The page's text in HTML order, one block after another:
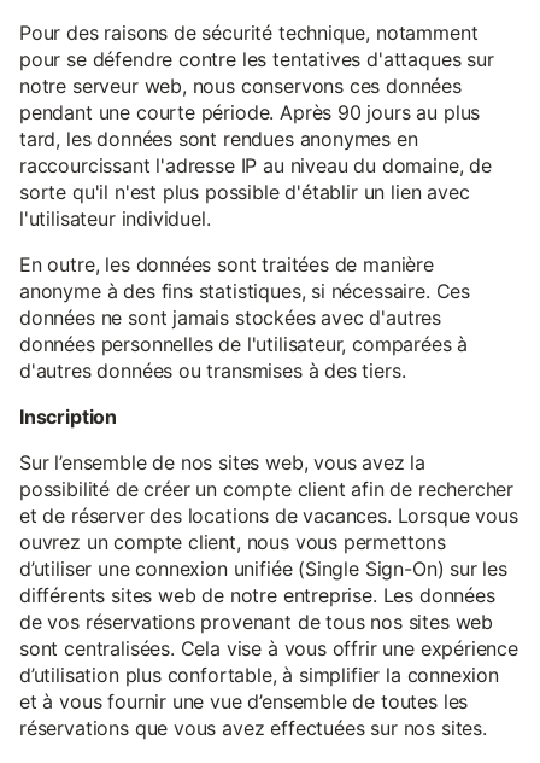
Pour des raisons de sécurité technique, notamment
pour se défendre contre les tentatives d'attaques sur
notre serveur web, nous conservons ces données
pendant une courte période. Après 90 jours au plus
tard, les données sont rendues anonymes en
raccourcissant l'adresse IP au niveau du domaine, de
sorte qu'il n'est plus possible d'établir un lien avec
l'utilisateur individuel.
En outre, les données sont traitées de manière
anonyme à des fins statistiques, si nécessaire. Ces
données ne sont jamais stockées avec d'autres
données personnelles de l'utilisateur, comparées à
d'autres données ou transmises à des tiers.
Inscription
Sur l’ensemble de nos sites web, vous avez la
possibilité de créer un compte client afin de rechercher
et de réserver des locations de vacances. Lorsque vous
ouvrez un compte client, nous vous permettons
d’utiliser une connexion unifiée (Single Sign-On) sur les
différents sites web de notre entreprise. Les données
de vos réservations provenant de tous nos sites web
sont centralisées. Cela vise à vous offrir une expérience
d’utilisation plus confortable, à simplifier la connexion
et à vous fournir une vue d’ensemble de toutes les
réservations que vous avez effectuées sur nos sites.